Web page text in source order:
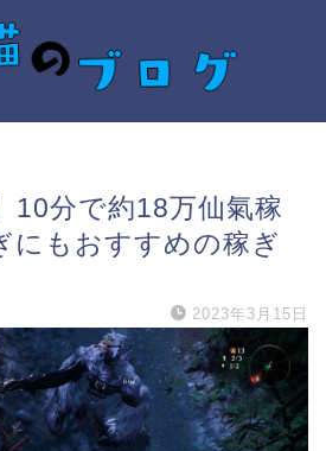
10分で約18万仙氣稼
にもおすすめの稼ぎ
2023年3月15日